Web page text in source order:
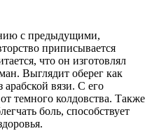
с предыдущими,
приписывается
что он изготовлял
Выглядит оберег как
вязи. С его
темного колдовства. Также
боль, способствует